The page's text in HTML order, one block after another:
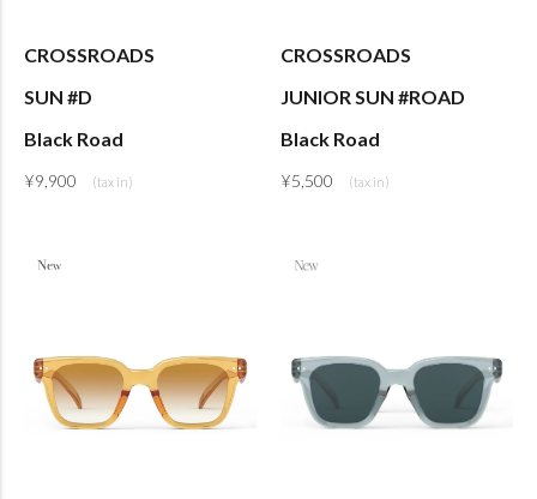
CROSSROADS
SUN #D
Black Road
¥9,900
CROSSROADS
JUNIOR SUN #ROAD
Black Road
¥5,500